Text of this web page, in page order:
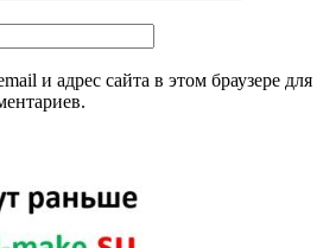
и адрес сайта в этом браузере для